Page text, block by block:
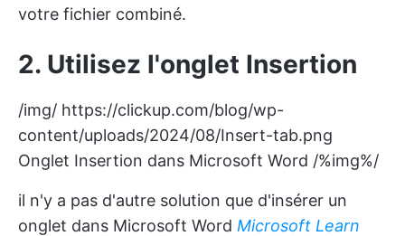
votre fichier combiné.
2. Utilisez l'onglet Insertion
/img/ https://clickup.com/blog/wp-
content/uploads/2024/08/Insert-tab.png
Onglet Insertion dans Microsoft Word /%img%/
il n'y a pas d'autre solution que d'insérer un
onglet dans Microsoft Word Microsoft Learn